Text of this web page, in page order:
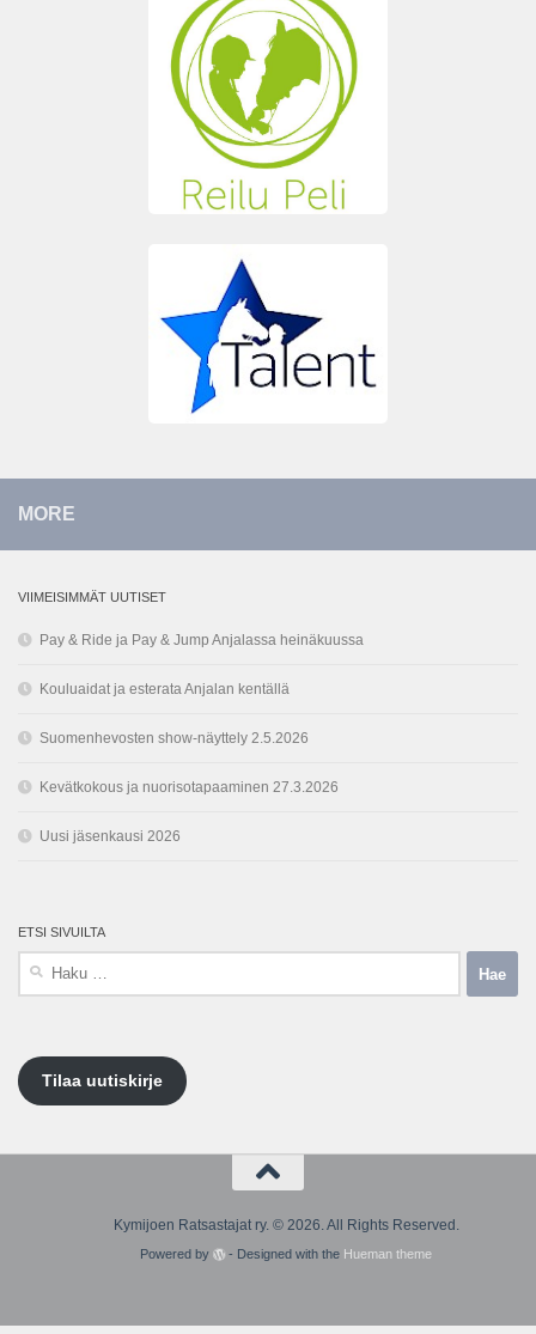
MORE
VIIMEISIMMÄT UUTISET
Pay & Ride ja Pay & Jump Anjalassa heinäkuussa
Kouluaidat ja esterata Anjalan kentällä
Suomenhevosten show-näyttely 2.5.2026
Kevätkokous ja nuorisotapaaminen 27.3.2026
Uusi jäsenkausi 2026
ETSI SIVUILTA
Tilaa uutiskirje
Kymijoen Ratsastajat ry. © 2026. All Rights Reserved.
Powered by - Designed with the Hueman theme